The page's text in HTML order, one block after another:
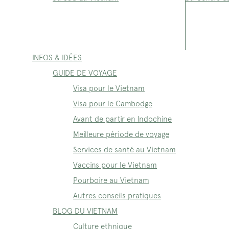
INFOS & IDÉES
GUIDE DE VOYAGE
Visa pour le Vietnam
Visa pour le Cambodge
Avant de partir en Indochine
Meilleure période de voyage
Services de santé au Vietnam
Vaccins pour le Vietnam
Pourboire au Vietnam
Autres conseils pratiques
BLOG DU VIETNAM
Culture ethnique